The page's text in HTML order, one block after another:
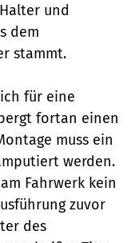
und
dem
stammt.
für eine
fortan einen
muss ein
werden.
Fahrwerk kein
zuvor
des